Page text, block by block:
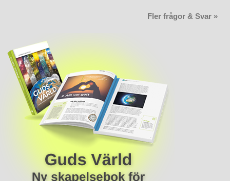
Fler frågor & Svar »